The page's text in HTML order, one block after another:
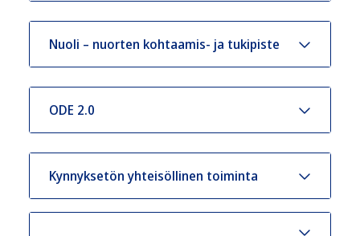
Nuoli – nuorten kohtaamis- ja tukipiste
ODE 2.0
Kynnyksetön yhteisöllinen toiminta